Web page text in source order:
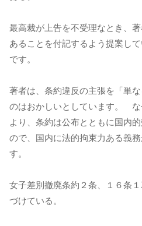
最高裁が上告を不受理なとき、
あることを付記するよう提案し
です。
著者は、条約違反の主張を「単
のはおかしいとしています。 な
より、条約は公布とともに国内
ので、国内に法的拘束力ある義
す。
女子差別撤廃条約２条、１６条
づけている。